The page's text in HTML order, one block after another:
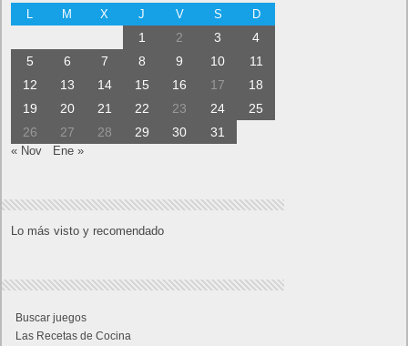
L
M X J V S D
1 2 3
4
5
6 7 8 9 10
11
12
13 14 15 16 17
18
19
20 21 22 23 24
25
26
27 28 29 30 31
« Nov Ene »
Lo más visto y recomendado
Buscar juegos
Las Recetas de Cocina